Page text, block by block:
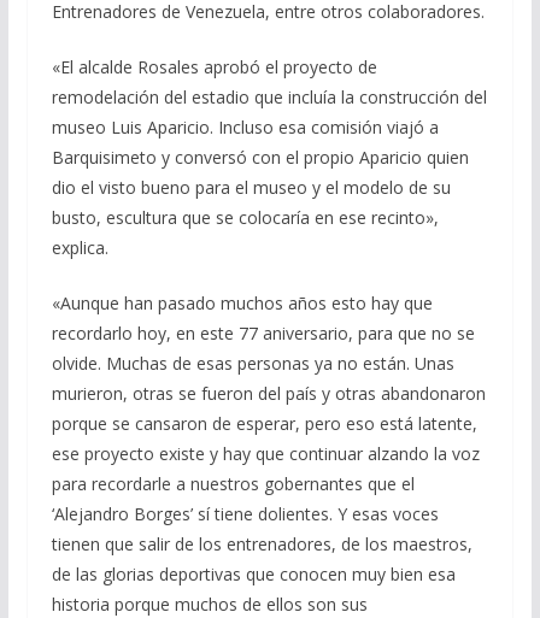
Entrenadores de Venezuela, entre otros colaboradores.
«El alcalde Rosales aprobó el proyecto de
remodelación del estadio que incluía la construcción del
museo Luis Aparicio. Incluso esa comisión viajó a
Barquisimeto y conversó con el propio Aparicio quien
dio el visto bueno para el museo y el modelo de su
busto, escultura que se colocaría en ese recinto»,
explica.
«Aunque han pasado muchos años esto hay que
recordarlo hoy, en este 77 aniversario, para que no se
olvide. Muchas de esas personas ya no están. Unas
murieron, otras se fueron del país y otras abandonaron
porque se cansaron de esperar, pero eso está latente,
ese proyecto existe y hay que continuar alzando la voz
para recordarle a nuestros gobernantes que el
‘Alejandro Borges’ sí tiene dolientes. Y esas voces
tienen que salir de los entrenadores, de los maestros,
de las glorias deportivas que conocen muy bien esa
historia porque muchos de ellos son sus